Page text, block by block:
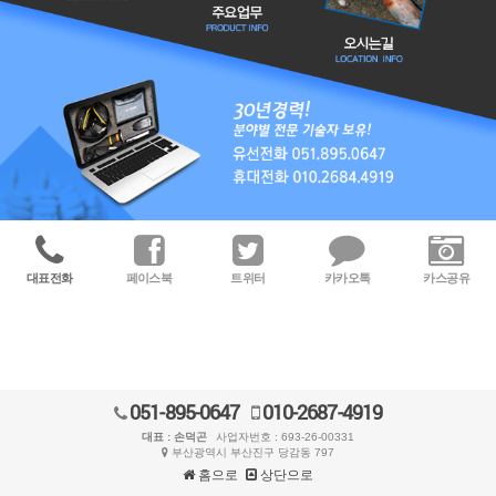
대표전화 페이스북 트위터 카카오톡 카스공유
051-895-0647 010-2687-4919
대표 : 손덕곤
사업자번호 : 693-26-00331
부산광역시 부산진구 당감동 797
홈으로 상단으로